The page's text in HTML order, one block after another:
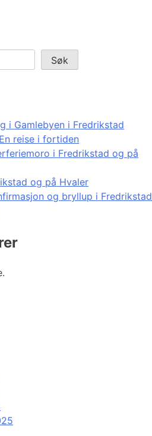
Søk
i Gamlebyen i Fredrikstad
reise i fortiden
i Fredrikstad og på
og på Hvaler
og bryllup i Fredrikstad